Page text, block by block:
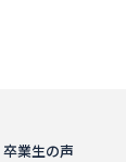
卒業生の声